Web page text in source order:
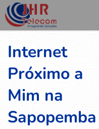
Internet
Próximo a
Mim na
Sapopemba